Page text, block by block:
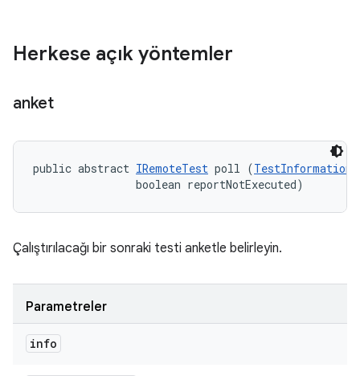
Herkese açık yöntemler
anket
public abstract IRemoteTest poll (TestInformation
                boolean reportNotExecuted)
Çalıştırılacağı bir sonraki testi anketle belirleyin.
Parametreler
info